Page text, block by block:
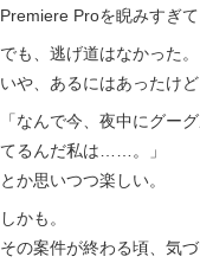
Premiere Proを睨みすぎ
でも、逃げ道はなかった。
いや、あるにはあったけど
「なんで今、夜中にグー
てるんだ私は……。」
とか思いつつ楽しい。
しかも。
その案件が終わる頃、気づ